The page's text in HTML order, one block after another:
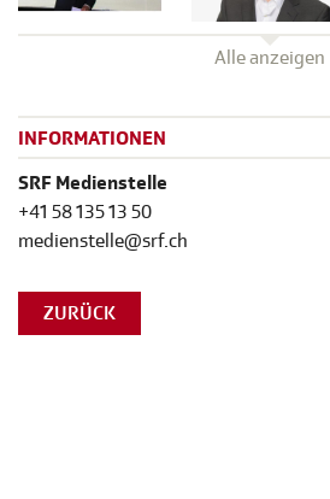
Alle anzeigen
INFORMATIONEN
SRF Medienstelle
+41 58 135 13 50
medienstelle@srf.ch
ZURÜCK